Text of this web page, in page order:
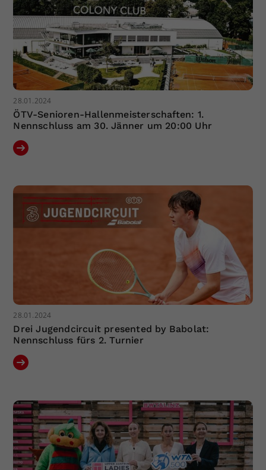
28.01.2024
ÖTV-Senioren-Hallenmeisterschaften: 1.
Nennschluss am 30. Jänner um 20:00 Uhr
28.01.2024
Drei Jugendcircuit presented by Babolat:
Nennschluss fürs 2. Turnier